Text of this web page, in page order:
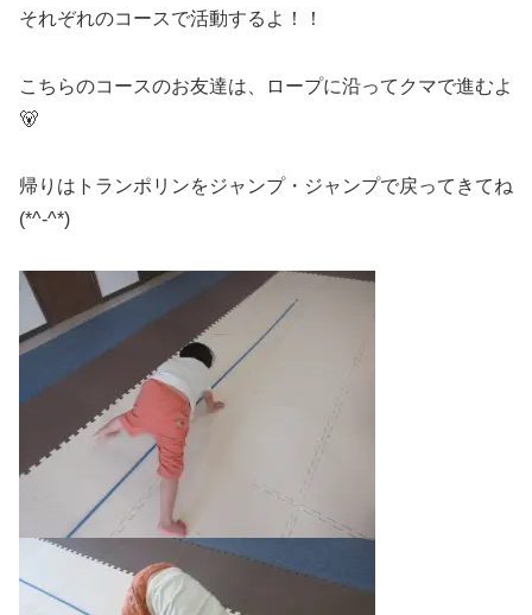
それぞれのコースで活動するよ！！
こちらのコースのお友達は、ロープに沿ってクマで進むよ
🐻
帰りはトランポリンをジャンプ・ジャンプで戻ってきてね
(*^-^*)